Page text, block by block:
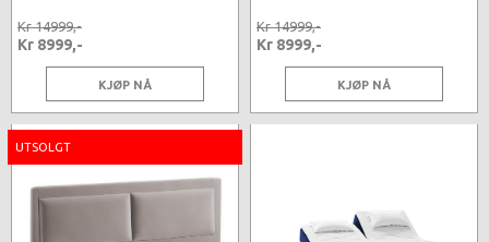
Kr 14999,-
Kr 8999,-
KJØP NÅ
Kr 14999,-
Kr 8999,-
KJØP NÅ
UTSOLGT